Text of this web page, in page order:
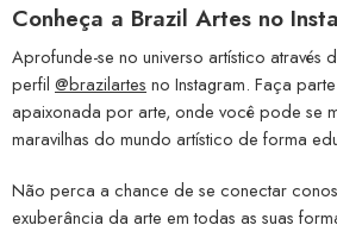
Conheça a Brazil Artes no
Aprofunde-se no universo artístico através
perfil @brazilartes no Instagram. Faça
apaixonada por arte, onde você pode se
maravilhas do mundo artístico de forma
Não perca a chance de se conectar
exuberância da arte em todas as suas